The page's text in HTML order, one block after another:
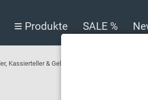
Produkte SALE %
Kassierteller & Geldschalen für Laden-Geschäfte